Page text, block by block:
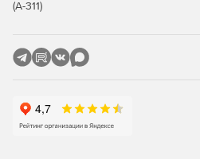
нескольких компьютерах,
(А-311)